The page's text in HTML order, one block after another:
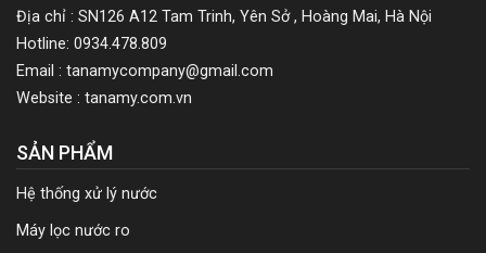
Địa chỉ : SN126 A12 Tam Trinh, Yên Sở , Hoàng Mai, Hà Nội
Hotline: 0934.478.809
Email : tanamycompany@gmail.com
Website : tanamy.com.vn
SẢN PHẨM
Hệ thống xử lý nước
Máy lọc nước ro